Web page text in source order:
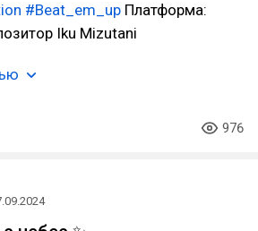
#Beat_em_up Платформa:
Iku Mizutani
976